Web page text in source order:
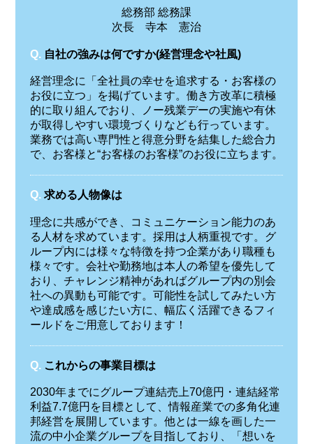
総務部 総務課
次長 寺本 憲治
Q. 自社の強みは何ですか(経営理念や社風)
経営理念に「全社員の幸せを追求する・お客様の
お役に立つ」を掲げています。働き方改革に積極
的に取り組んでおり、ノー残業デーの実施や有休
が取得しやすい環境づくりなども行っています。
業務では高い専門性と得意分野を結集した総合力
で、お客様と“お客様のお客様”のお役に立ちます。
Q. 求める人物像は
理念に共感ができ、コミュニケーション能力のあ
る人材を求めています。採用は人柄重視です。グ
ループ内には様々な特徴を持つ企業があり職種も
様々です。会社や勤務地は本人の希望を優先して
おり、チャレンジ精神があればグループ内の別会
社への異動も可能です。可能性を試してみたい方
や達成感を感じたい方に、幅広く活躍できるフィ
ールドをご用意しております！
Q. これからの事業目標は
2030年までにグループ連結売上70億円・連結経常
利益7.7億円を目標として、情報産業での多角化連
邦経営を展開しています。他とは一線を画した一
流の中小企業グループを目指しており、「想いを